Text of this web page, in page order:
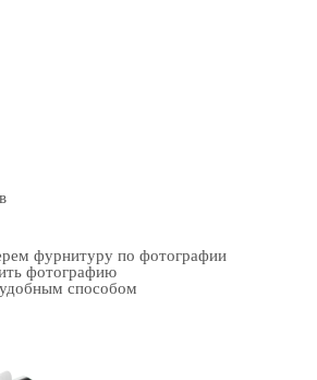
фурнитуру по фотографии
фотографию
способом